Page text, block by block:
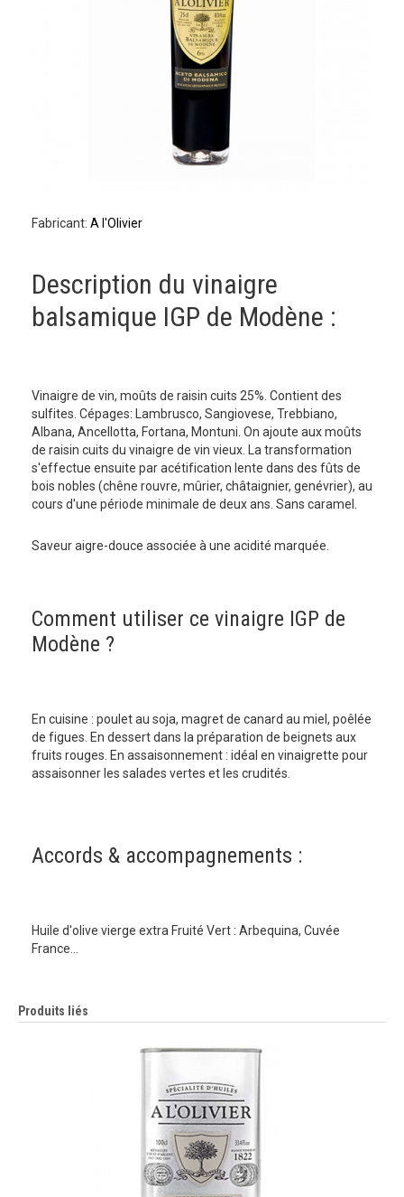
Fabricant: A l'Olivier
Description du vinaigre
balsamique IGP de Modène :
Vinaigre de vin, moûts de raisin cuits 25%. Contient des
sulfites. Cépages: Lambrusco, Sangiovese, Trebbiano,
Albana, Ancellotta, Fortana, Montuni. On ajoute aux moûts
de raisin cuits du vinaigre de vin vieux. La transformation
s'effectue ensuite par acétification lente dans des fûts de
bois nobles (chêne rouvre, mûrier, châtaignier, genévrier), au
cours d'une période minimale de deux ans. Sans caramel.
Saveur aigre-douce associée à une acidité marquée.
Comment utiliser ce vinaigre IGP de
Modène ?
En cuisine : poulet au soja, magret de canard au miel, poêlée
de figues. En dessert dans la préparation de beignets aux
fruits rouges. En assaisonnement : idéal en vinaigrette pour
assaisonner les salades vertes et les crudités.
Accords & accompagnements :
Huile d'olive vierge extra Fruité Vert : Arbequina, Cuvée
France…
Produits liés